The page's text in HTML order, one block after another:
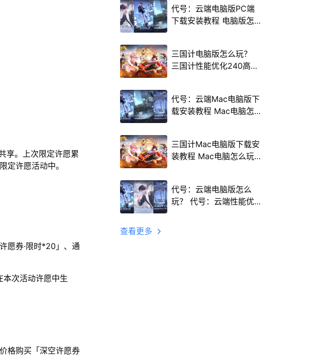
享。上次限定许愿累
定许愿活动中。
愿券·限时*20」、通
本次活动许愿中生
格购买「深空许愿券
代号：云端电脑版PC端
下载安装教程 电脑版怎
三国计电脑版怎么玩？
三国计性能优化240高帧
代号：云端Mac电脑版下
载安装教程 Mac电脑怎
三国计Mac电脑版下载安
装教程 Mac电脑怎么玩
代号：云端电脑版怎么
玩？ 代号：云端性能优
查看更多